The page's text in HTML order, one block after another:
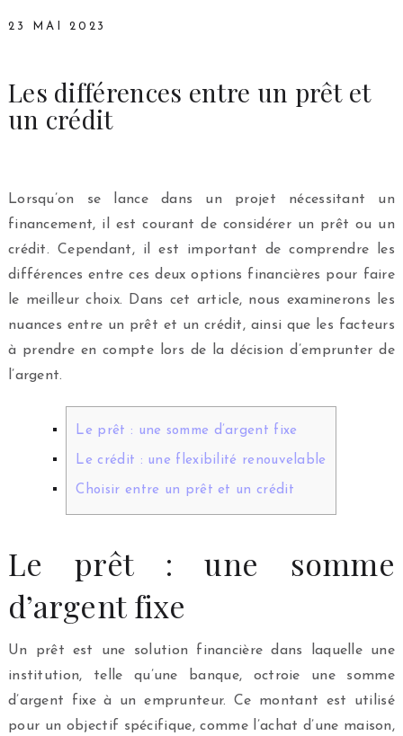
23 MAI 2023
Les différences entre un prêt et
un crédit
Lorsqu’on se lance dans un projet nécessitant un
financement, il est courant de considérer un prêt ou un
crédit. Cependant, il est important de comprendre les
différences entre ces deux options financières pour faire
le meilleur choix. Dans cet article, nous examinerons les
nuances entre un prêt et un crédit, ainsi que les facteurs
à prendre en compte lors de la décision d’emprunter de
l’argent.
Le prêt : une somme d’argent fixe
Le crédit : une flexibilité renouvelable
Choisir entre un prêt et un crédit
Le prêt : une somme
d’argent fixe
Un prêt est une solution financière dans laquelle une
institution, telle qu’une banque, octroie une somme
d’argent fixe à un emprunteur. Ce montant est utilisé
pour un objectif spécifique, comme l’achat d’une maison,